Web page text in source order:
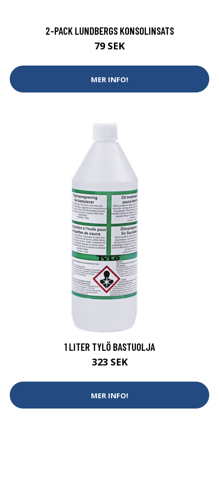
2-PACK LUNDBERGS KONSOLINSATS
79 SEK
MER INFO!
1 LITER TYLÖ BASTUOLJA
323 SEK
MER INFO!